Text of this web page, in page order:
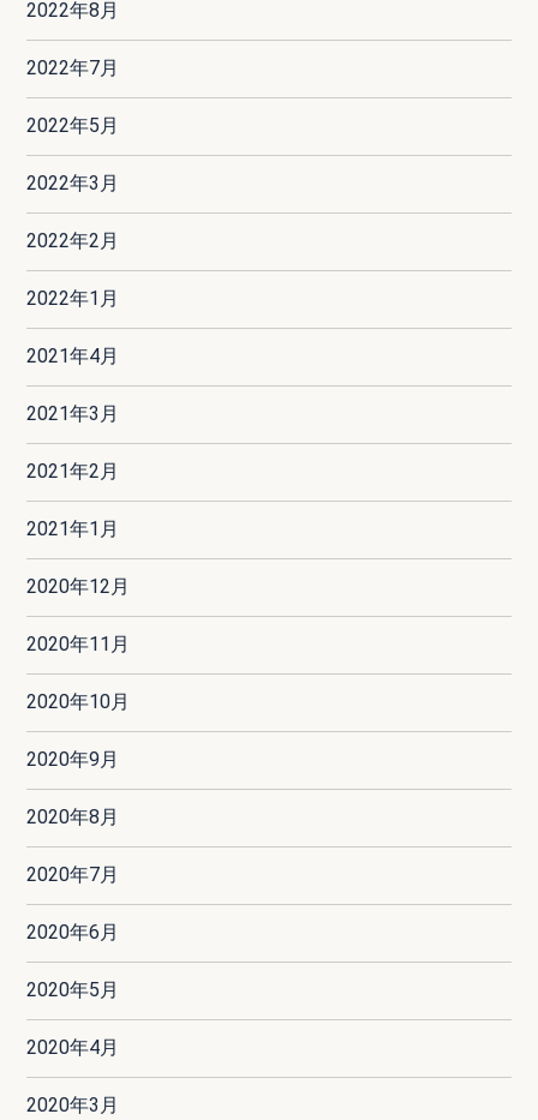
2022年8月
2022年7月
2022年5月
2022年3月
2022年2月
2022年1月
2021年4月
2021年3月
2021年2月
2021年1月
2020年12月
2020年11月
2020年10月
2020年9月
2020年8月
2020年7月
2020年6月
2020年5月
2020年4月
2020年3月